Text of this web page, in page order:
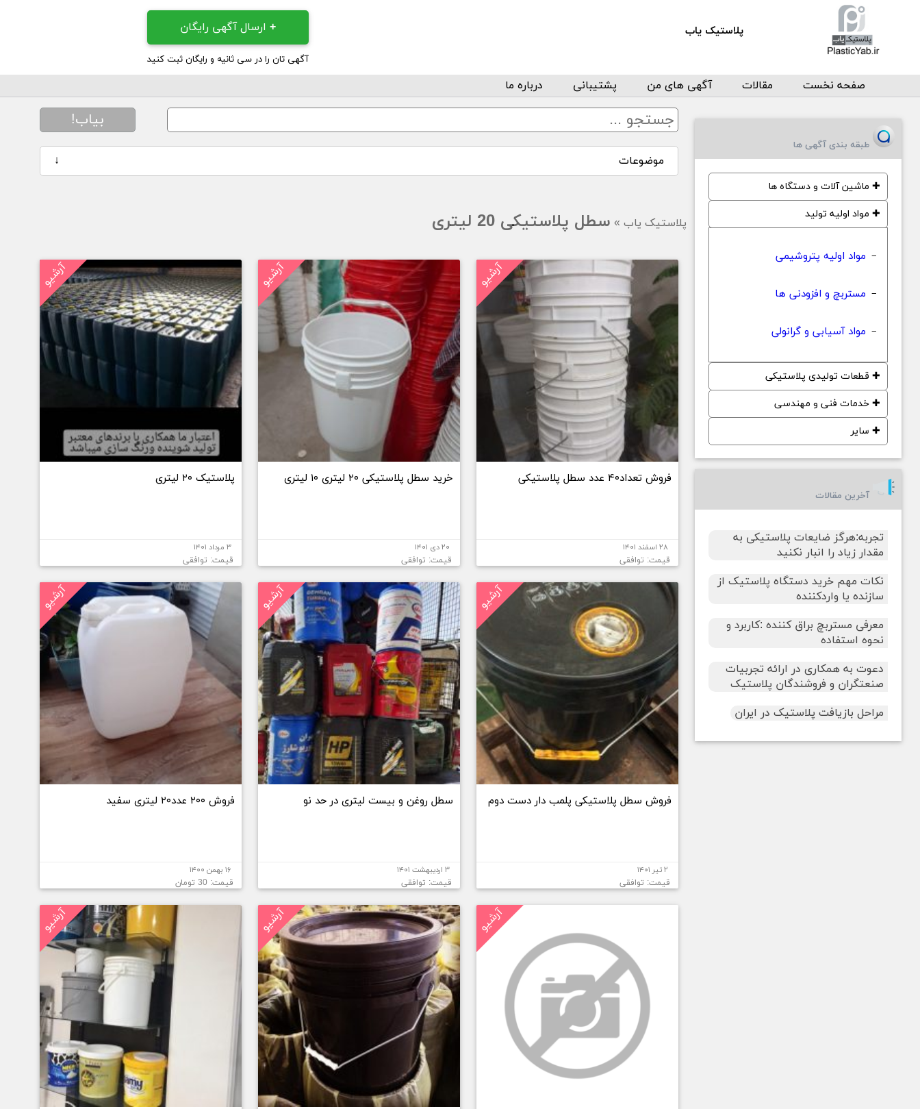
پلاستیک یاب +ارسال آگهی رایگان
آگهی تان را در سی ثانیه و رایگان ثبت کنید
صفحه نخست مقالات آگهی های من پشتیبانی درباره ما
بیاب!
↓ موضوعات
پلاستیک یاب » سطل پلاستیکی 20 لیتری
آرشیو
فروش تعداد۴۰ عدد سطل پلاستیکی
۲۸ اسفند ۱۴۰۱
قیمت: توافقی
آرشیو
خرید سطل پلاستیکی ۲۰ لیتری ۱۰ لیتری
۲۰ دی ۱۴۰۱
قیمت: توافقی
آرشیو
پلاستیک ۲۰ لیتری
۳ مرداد ۱۴۰۱
قیمت: توافقی
آرشیو
فروش سطل پلاستیکی پلمب دار دست دوم
۲ تیر ۱۴۰۱
قیمت: توافقی
آرشیو
سطل روغن و بیست لیتری در حد نو
۳ اردیبهشت ۱۴۰۱
قیمت: توافقی
آرشیو
فروش ۲۰۰ عدد۲۰ لیتری سفید
۱۶ بهمن ۱۴۰۰
قیمت: 30 تومان
آرشیو آرشیو آرشیو
طبقه بندی آگهی ها
✚ماشین آلات و دستگاه ها
✚مواد اولیه تولید
− مواد اولیه پتروشیمی
− مستربچ و افزودنی ها
− مواد آسیابی و گرانولی
✚قطعات تولیدی پلاستیکی
✚خدمات فنی و مهندسی
✚سایر
آخرین مقالات
تجربه:هرگز ضایعات پلاستیکی به
مقدار زیاد را انبار نکنید
نکات مهم خرید دستگاه پلاستیک از
سازنده یا واردکننده
معرفی مستربچ براق کننده :کاربرد و
نحوه استفاده
دعوت به همکاری در ارائه تجربیات
صنعتگران و فروشندگان پلاستیک
مراحل بازیافت پلاستیک در ایران